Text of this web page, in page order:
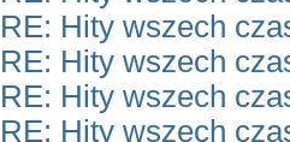
RE: Hity wszech
RE: Hity wszech
RE: Hity wszech
RE: Hity wszech